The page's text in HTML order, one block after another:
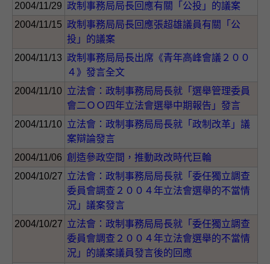
2004/11/29 政制事務局局長回應有關「公投」的議案
2004/11/15 政制事務局局長回應張超雄議員有關「公
投」的議案
2004/11/13 政制事務局局長出席《青年高峰會議２００
４》發言全文
2004/11/10 立法會：政制事務局局長就「選舉管理委員
會二ＯＯ四年立法會選舉中期報告」發言
2004/11/10 立法會：政制事務局局長就「政制改革」議
案辯論發言
2004/11/06 創造參政空間，推動政改時代巨輪
2004/10/27 立法會：政制事務局局長就「委任獨立調查
委員會調查２００４年立法會選舉的不當情
況」議案發言
2004/10/27 立法會：政制事務局局長就「委任獨立調查
委員會調查２００４年立法會選舉的不當情
況」的議案議員發言後的回應